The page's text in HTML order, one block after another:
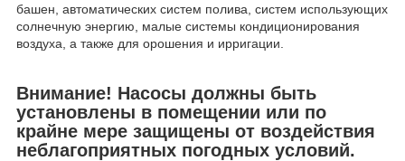
башен, автоматических систем полива, систем использующих
солнечную энергию, малые системы кондиционирования
воздуха, а также для орошения и ирригации.
Внимание! Насосы должны быть
установлены в помещении или по
крайне мере защищены от воздействия
неблагоприятных погодных условий.